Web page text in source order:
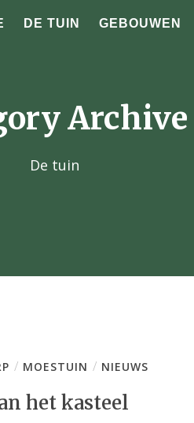
DE TUIN GEBOUWEN
Archive
De tuin
/ MOESTUIN / NIEUWS
het kasteel